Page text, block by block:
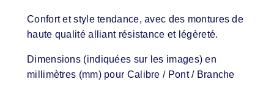
Confort et style tendance, avec des montures de
haute qualité alliant résistance et légèreté.
Dimensions (indiquées sur les images) en
millimètres (mm) pour Calibre / Pont / Branche